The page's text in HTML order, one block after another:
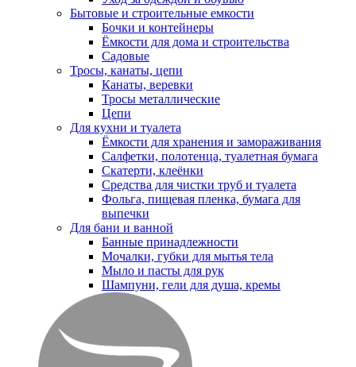
Бытовые и строительные емкости
Бочки и контейнеры
Ёмкости для дома и строительства
Садовые
Тросы, канаты, цепи
Канаты, веревки
Тросы металлические
Цепи
Для кухни и туалета
Ёмкости для хранения и замораживания
Салфетки, полотенца, туалетная бумага
Скатерти, клеёнки
Средства для чистки труб и туалета
Фольга, пищевая пленка, бумага для
выпечки
Для бани и ванной
Банные принадлежности
Мочалки, губки для мытья тела
Мыло и пасты для рук
Шампуни, гели для душа, кремы